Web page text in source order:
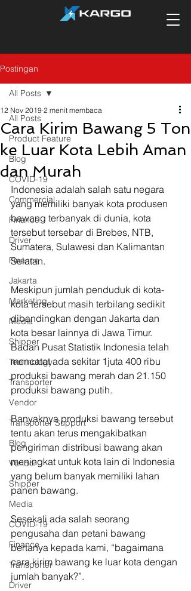
Postingan
All Posts
Product Feature
Blog
COVID-19
Commercial
Finance
Driver
Finance
Jakarta
Marketing
Media
Shipper
Technology
Transporter
Vendor
Transporter Support
Blog
Vendor
Shipper
Media
COVID-19
Finance
Transporter
Driver
All Posts
Cara Kirim Bawang 5 Ton
ke Luar Kota Lebih Aman
dan Murah
12 Nov 2019 2 menit membaca
Indonesia adalah salah satu negara
yang memiliki banyak kota produsen
bawang terbanyak di dunia, kota
tersebut tersebar di Brebes, NTB,
Sumatera, Sulawesi dan Kalimantan
Selatan.
Meskipun jumlah penduduk di kota-
kota tersebut masih terbilang sedikit
dibandingkan dengan Jakarta dan
kota besar lainnya di Jawa Timur.
Badan Pusat Statistik Indonesia telah
mencatat ada sekitar 1juta 400 ribu
produksi bawang merah dan 21.150
produksi bawang putih.
Banyaknya produksi bawang tersebut
tentu akan terus mengakibatkan
pengiriman distribusi bawang akan
meningkat untuk kota lain di Indonesia
yang belum banyak memiliki lahan
panen bawang.
Sesekali ada salah seorang
pengusaha dan petani bawang
bertanya kepada kami, “bagaimana
cara kirim bawang ke luar kota dengan
jumlah banyak?”.